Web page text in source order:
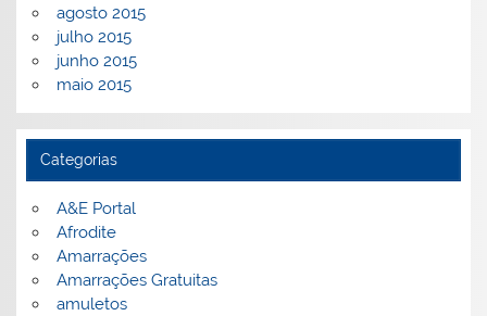
agosto 2015
julho 2015
junho 2015
maio 2015
Categorias
A&E Portal
Afrodite
Amarrações
Amarrações Gratuitas
amuletos